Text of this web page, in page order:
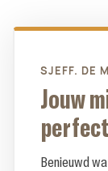
SJEFF. DE
Jouw
Benieuwd